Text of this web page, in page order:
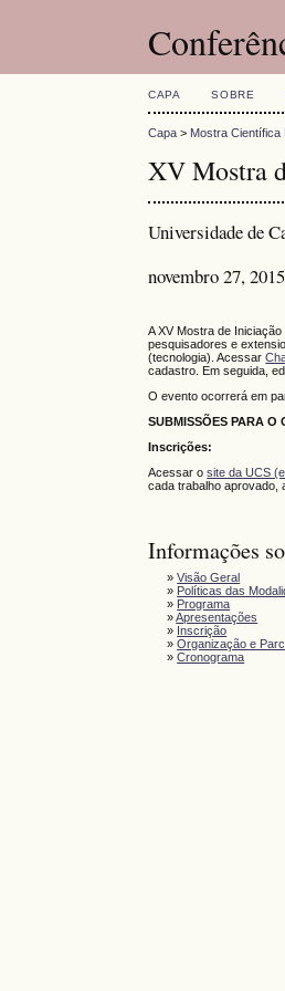
CAPA SOBRE
Capa > Mostra Científica
XV Mostra
Universidade de
novembro 27,
A XV Mostra de
pesquisadores e
(tecnologia). Acessar
cadastro. Em seguida,
O evento ocorrerá em
SUBMISSÕES PARA O
Inscrições:
Acessar osite da UCS
cada trabalho aprovado,
Informações
»Visão Geral
» Políticas das
» Programa
»Apresentações
» Inscrição
»Organização e
»Cronograma